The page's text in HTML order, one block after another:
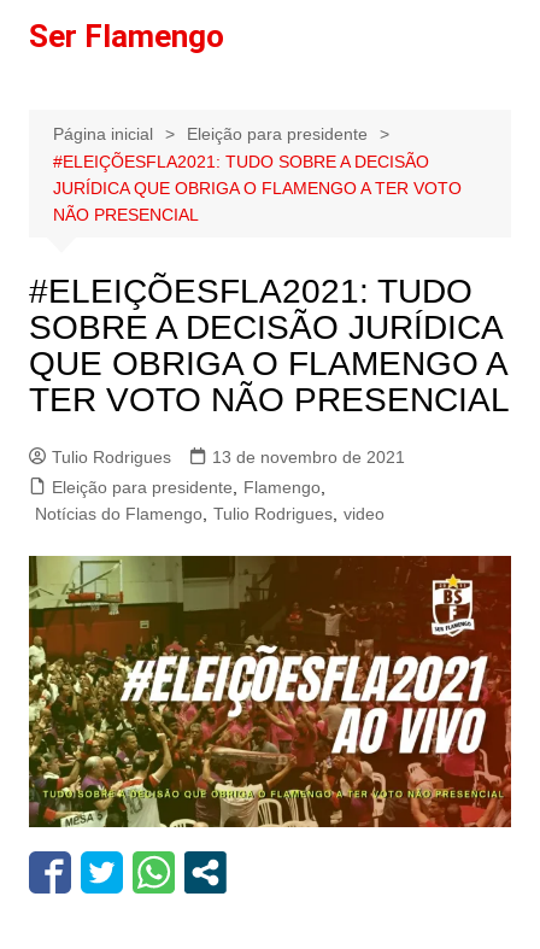
paraSer Flamengo
Página inicial
Eleição para presidente
#ELEIÇÕESFLA2021​: TUDO SOBRE A DECISÃO
JURÍDICA QUE OBRIGA O FLAMENGO A TER VOTO
NÃO PRESENCIAL
#ELEIÇÕESFLA2021​: TUDO
SOBRE A DECISÃO JURÍDICA
QUE OBRIGA O FLAMENGO A
TER VOTO NÃO PRESENCIAL
Tulio Rodrigues
13 de novembro de 2021
Eleição para presidente
Flamengo,
Notícias do Flamengo, Tulio Rodrigues, video